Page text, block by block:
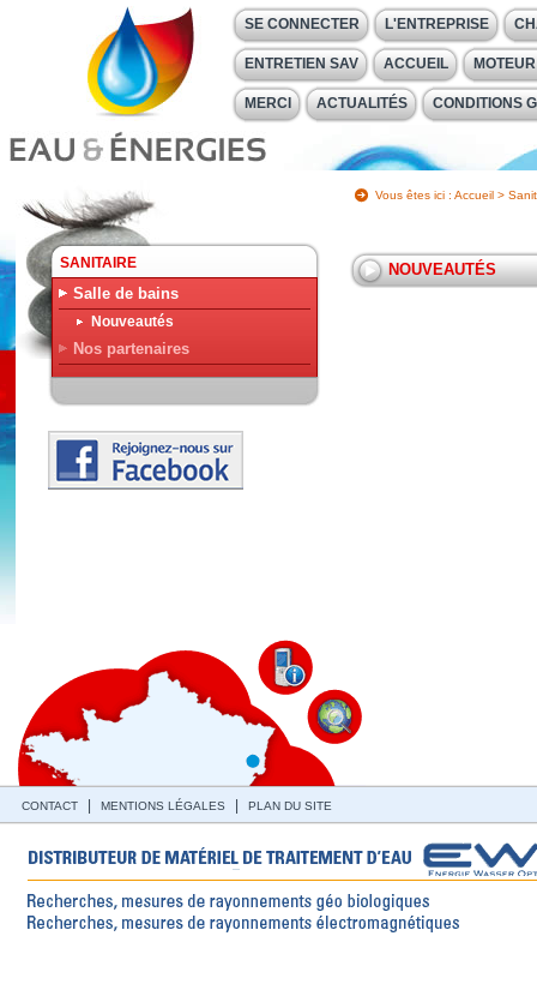
SE CONNECTER L'ENTREPRISE
ENTRETIEN SAV ACCUEIL
MERCI ACTUALITÉS CONDITIONS
SANITAIRE
Salle de bains
Nouveautés
Nos partenaires
Vous êtes ici : Accueil>
NOUVEAUTÉS
CONTACT | MENTIONS LÉGALES | PLAN DU SITE